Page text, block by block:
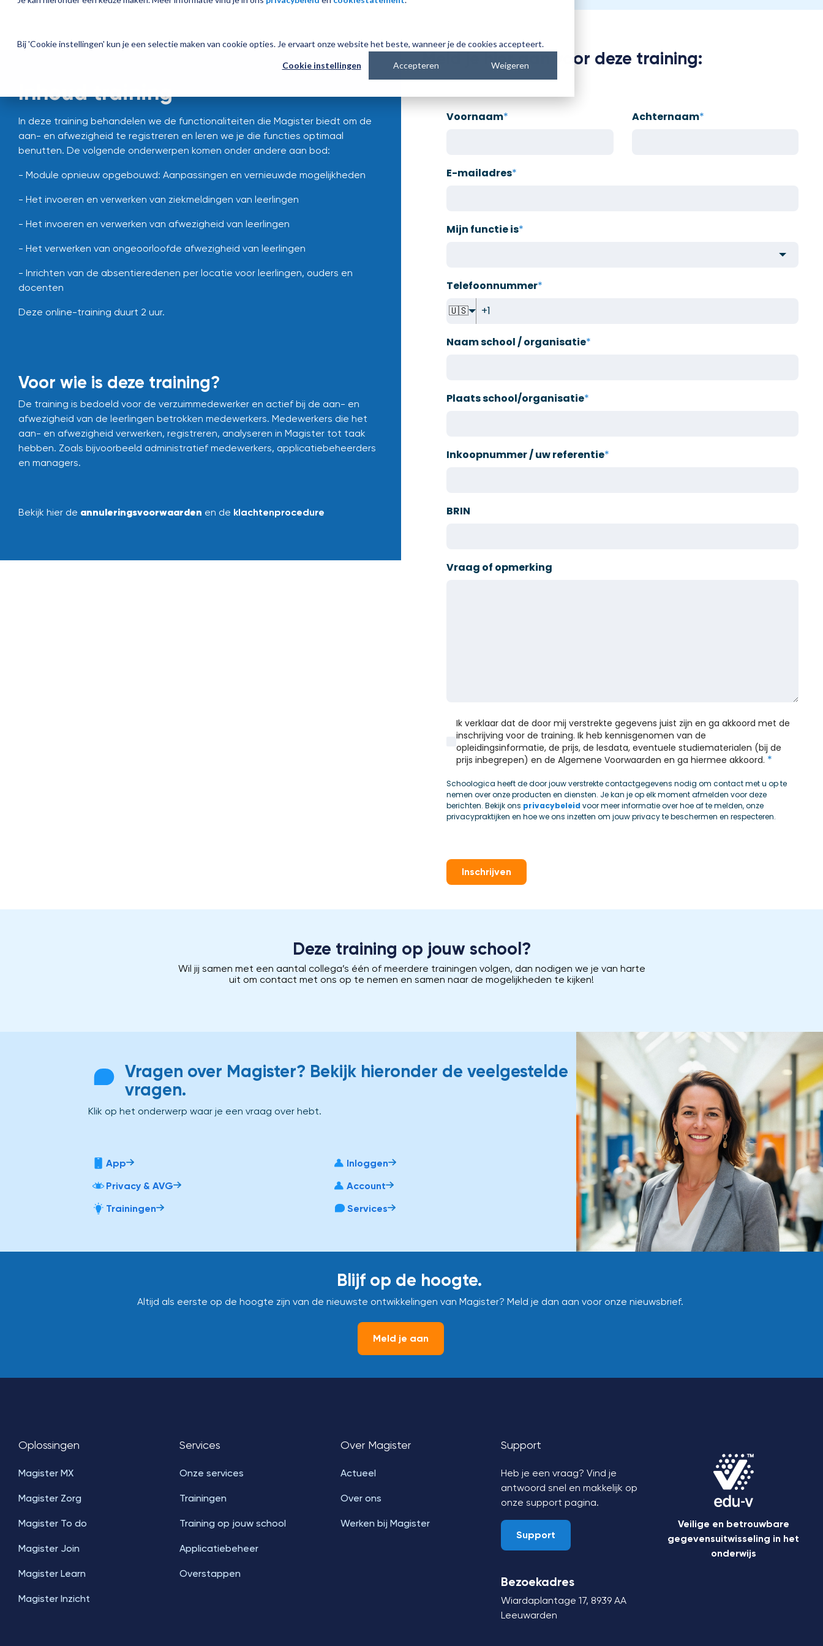
Bij 'Cookie instellingen' kun je een selectie maken van cookie opties. Je ervaart onze website het beste, wanneer je de cookies accepteert.
Cookie instellingen Accepteren Weigeren
Inhoud training
In deze training behandelen we de functionaliteiten die Magister biedt om de
aan- en afwezigheid te registreren en leren we je die functies optimaal
benutten. De volgende onderwerpen komen onder andere aan bod:
- Module opnieuw opgebouwd: Aanpassingen en vernieuwde mogelijkheden
- Het invoeren en verwerken van ziekmeldingen van leerlingen
- Het invoeren en verwerken van afwezigheid van leerlingen
- Het verwerken van ongeoorloofde afwezigheid van leerlingen
- Inrichten van de absentieredenen per locatie voor leerlingen, ouders en
docenten
Deze online-training duurt 2 uur.
Voor wie is deze training?
De training is bedoeld voor de verzuimmedewerker en actief bij de aan- en
afwezigheid van de leerlingen betrokken medewerkers. Medewerkers die het
aan- en afwezigheid verwerken, registreren, analyseren in Magister tot taak
hebben. Zoals bijvoorbeeld administratief medewerkers, applicatiebeheerders
en managers.
Bekijk hier de annuleringsvoorwaarden en de klachtenprocedure
Meld je hier aan voor deze training:
Voornaam* Achternaam*
E-mailadres*
Mijn functie is*
Telefoonnummer*
🇺🇸
Naam school / organisatie*
Plaats school/organisatie*
Inkoopnummer / uw referentie*
BRIN
Vraag of opmerking
Ik verklaar dat de door mij verstrekte gegevens juist zijn en ga akkoord met de
inschrijving voor de training. Ik heb kennisgenomen van de
opleidingsinformatie, de prijs, de lesdata, eventuele studiematerialen (bij de
prijs inbegrepen) en de Algemene Voorwaarden en ga hiermee akkoord. *
Schoologica heeft de door jouw verstrekte contactgegevens nodig om contact met u op te
nemen over onze producten en diensten. Je kan je op elk moment afmelden voor deze
berichten. Bekijk ons privacybeleid voor meer informatie over hoe af te melden, onze
privacypraktijken en hoe we ons inzetten om jouw privacy te beschermen en respecteren.
Inschrijven
Deze training op jouw school?
Wil jij samen met een aantal collega’s één of meerdere trainingen volgen, dan nodigen we je van harte
uit om contact met ons op te nemen en samen naar de mogelijkheden te kijken!
Vragen over Magister? Bekijk hieronder de veelgestelde
vragen.
Klik op het onderwerp waar je een vraag over hebt.
App
Inloggen
Privacy & AVG
Account
Trainingen
Services
Blijf op de hoogte.
Altijd als eerste op de hoogte zijn van de nieuwste ontwikkelingen van Magister? Meld je dan aan voor onze nieuwsbrief.
Meld je aan
Oplossingen
Magister MX
Magister Zorg
Magister To do
Magister Join
Magister Learn
Magister Inzicht
Services
Onze services
Trainingen
Training op jouw school
Applicatiebeheer
Overstappen
Over Magister
Actueel
Over ons
Werken bij Magister
Support
Heb je een vraag? Vind je
antwoord snel en makkelijk op
onze support pagina.
Support
Bezoekadres
Wiardaplantage 17, 8939 AA
Leeuwarden
Veilige en betrouwbare
gegevensuitwisseling in het
onderwijs